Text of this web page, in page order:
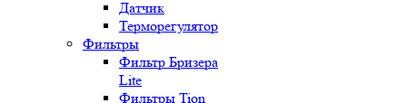
Датчик
Терморегулятор
Фильтры
Фильтр Бризера
Lite
Фильтры Tion